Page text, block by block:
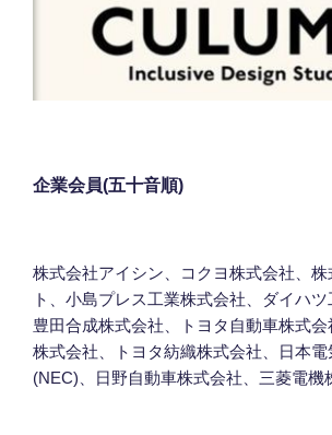
企業会員(五十音順)
株式会社アイシン、コクヨ株式会社、
ト、小島プレス工業株式会社、ダイハツ
豊田合成株式会社、トヨタ自動車株式
株式会社、トヨタ紡織株式会社、日本電
(NEC)、日野自動車株式会社、三菱電機